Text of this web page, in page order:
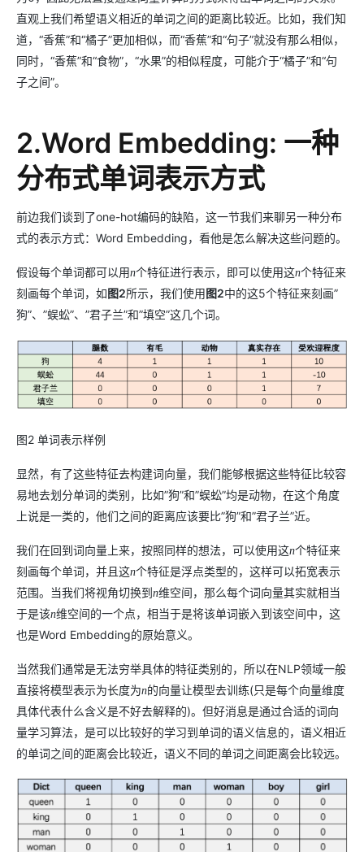
直观上我们希望语义相近的单词之间的距离比较近。比如，我们知
道，“香蕉”和“橘子”更加相似，而“香蕉”和“句子”就没有那么相似，
同时，“香蕉”和“食物”，“水果”的相似程度，可能介于“橘子”和“句
子之间”。
2.Word Embedding: 一种
分布式单词表示方式
前边我们谈到了one-hot编码的缺陷，这一节我们来聊另一种分布
式的表示方式：Word Embedding，看他是怎么解决这些问题的。
假设每个单词都可以用n个特征进行表示，即可以使用这n个特征来
刻画每个单词，如图2所示，我们使用图2中的这5个特征来刻画”
狗”、”蜈蚣”、”君子兰”和”填空”这几个词。
图2 单词表示样例
显然，有了这些特征去构建词向量，我们能够根据这些特征比较容
易地去划分单词的类别，比如”狗”和”蜈蚣”均是动物，在这个角度
上说是一类的，他们之间的距离应该要比”狗”和”君子兰”近。
我们在回到词向量上来，按照同样的想法，可以使用这n个特征来
刻画每个单词，并且这n个特征是浮点类型的，这样可以拓宽表示
范围。当我们将视角切换到n维空间，那么每个词向量其实就相当
于是该n维空间的一个点，相当于是将该单词嵌入到该空间中，这
也是Word Embedding的原始意义。
当然我们通常是无法穷举具体的特征类别的，所以在NLP领域一般
直接将模型表示为长度为n的向量让模型去训练(只是每个向量维度
具体代表什么含义是不好去解释的)。但好消息是通过合适的词向
量学习算法，是可以比较好的学习到单词的语义信息的，语义相近
的单词之间的距离会比较近，语义不同的单词之间距离会比较远。